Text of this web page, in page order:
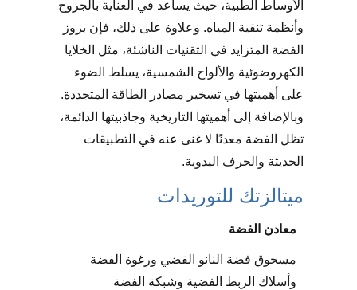
الأوساط الطبية، حيث يساعد في العناية بالجروح
وأنظمة تنقية المياه. وعلاوة على ذلك، فإن بروز
الفضة المتزايد في التقنيات الناشئة، مثل الخلايا
الكهروضوئية والألواح الشمسية، يسلط الضوء
على أهميتها في تسخير مصادر الطاقة المتجددة.
وبالإضافة إلى أهميتها التاريخية وجاذبيتها الدائمة،
تظل الفضة معدنًا لا غنى عنه في التطبيقات
الحديثة والحرف اليدوية.
ميتالزتك للتوريدات
معادن الفضة
مسحوق فضة النانو الفضي ورغوة الفضة
وأسلاك الربط الفضية وشبكة الفضة